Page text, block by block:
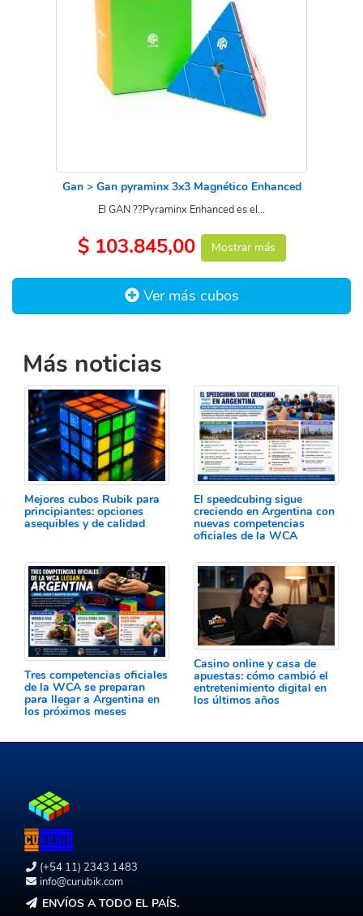
Gan > Gan pyraminx 3x3 Magnético Enhanced
El GAN ??Pyraminx Enhanced es el...
$ 103.845,00 Mostrar más
Ver más cubos
Más noticias
Mejores cubos Rubik para
principiantes: opciones
asequibles y de calidad
El speedcubing sigue
creciendo en Argentina con
nuevas competencias
oficiales de la WCA
Tres competencias oficiales
de la WCA se preparan
para llegar a Argentina en
los próximos meses
Casino online y casa de
apuestas: cómo cambió el
entretenimiento digital en
los últimos años
(+54 11) 2343 1483
info@curubik.com
ENVÍOS A TODO EL PAÍS.